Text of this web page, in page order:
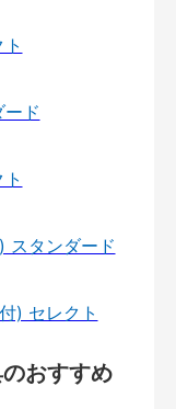
ド
スタンダード
) セレクト
おすすめ